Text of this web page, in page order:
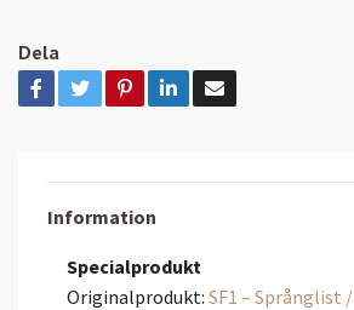
Dela
Information
Specialprodukt
Originalprodukt: SF1 –